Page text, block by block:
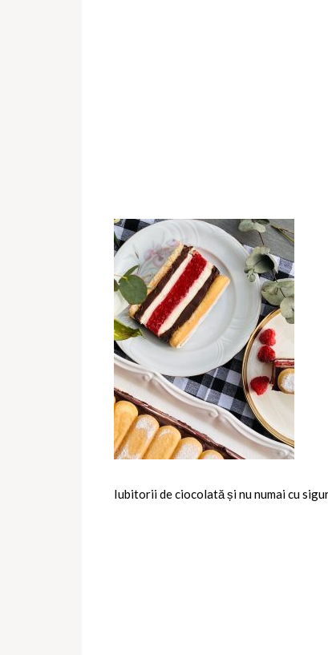
Iubitorii de ciocolată și nu numai cu